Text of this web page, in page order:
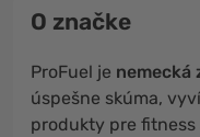
O značke
ProFuel je nemecká
úspešne skúma,
produkty pre